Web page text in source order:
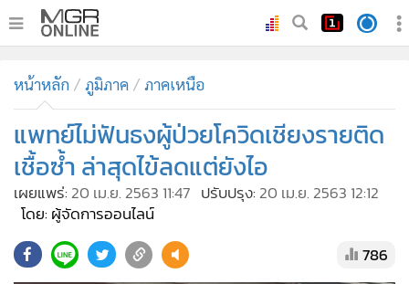
ทันเหตุการณ์
• ภาคใต้
ภูมิภาค
Online Section
บันเทิง
• ผู้จัดการรายวัน
• คอลัมนิสต์
หน้าหลัก ภูมิภาค ภาคเหนือ
แพทย์ไม่ฟันธงผู้ป่วยโควิดเชียงรายติด
เชื้อซ้ำ ล่าสุดไข้ลดแต่ยังไอ
เผยแพร่: 20 เม.ย. 2563 11:47 ปรับปรุง: 20 เม.ย. 2563 12:12
โดย: ผู้จัดการออนไลน์
786